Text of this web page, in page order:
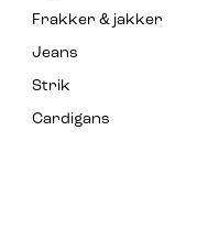
Frakker & jakker
Jeans
Strik
Cardigans